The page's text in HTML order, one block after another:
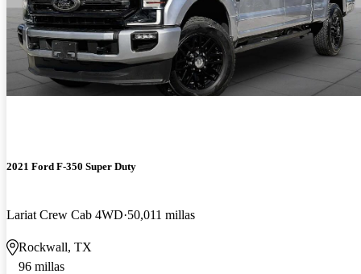
2021 Ford F-350 Super Duty
Lariat Crew Cab 4WD 50,011 millas
Rockwall, TX
96 millas